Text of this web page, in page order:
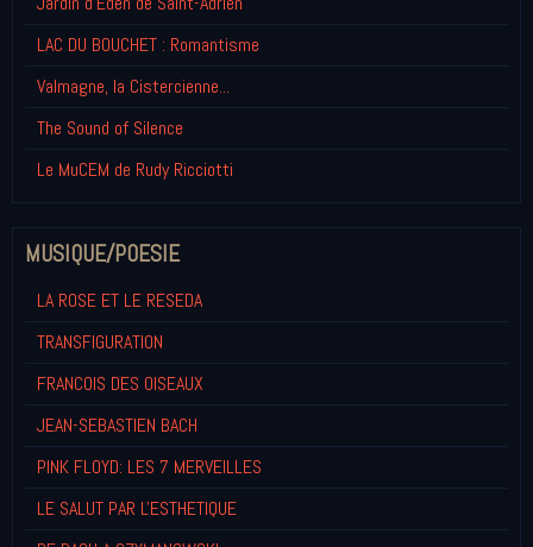
LAC DU BOUCHET : Romantisme
Valmagne, la Cistercienne...
The Sound of Silence
Le MuCEM de Rudy Ricciotti
MUSIQUE/POESIE
LA ROSE ET LE RESEDA
TRANSFIGURATION
FRANCOIS DES OISEAUX
JEAN-SEBASTIEN BACH
PINK FLOYD: LES 7 MERVEILLES
LE SALUT PAR L'ESTHETIQUE